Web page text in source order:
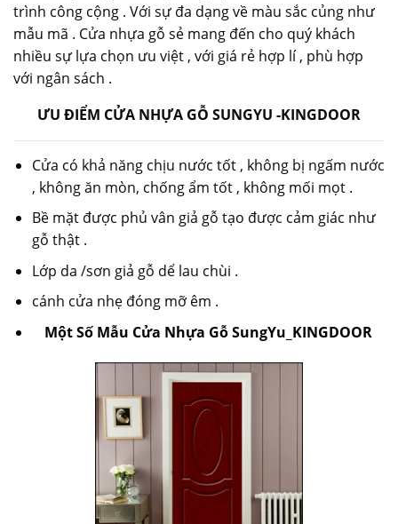
trình công cộng . Với sự đa dạng về màu sắc củng như
mẫu mã . Cửa nhựa gỗ sẻ mang đến cho quý khách
nhiều sự lựa chọn ưu việt , với giá rẻ hợp lí , phù hợp
với ngân sách .
ƯU ĐIỂM CỬA NHỰA GỖ SUNGYU -KINGDOOR
Cửa có khả năng chịu nước tốt , không bị ngấm nước
, không ăn mòn, chống ẩm tốt , không mối mọt .
Bề mặt được phủ vân giả gỗ tạo được cảm giác như
gỗ thật .
Lớp da /sơn giả gỗ dể lau chùi .
cánh cửa nhẹ đóng mỡ êm .
Một Số Mẫu Cửa Nhựa Gỗ SungYu_KINGDOOR